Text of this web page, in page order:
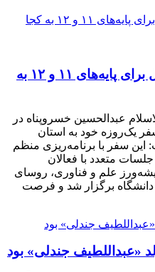
مصوبه تاثیر قطعی معدل برای پایه‌های ۱۱ و ۱۲ به
عبدالحسین خسروپناه در
یک‌روزه خود به استان
سفر با برنامه‌ریزی منظم
متعدد با فعالان
علم و فناوری، روسای
دانشگاه برگزار شد و فرصت
«عبداللطیف جندلی» بود